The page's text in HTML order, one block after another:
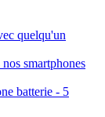
quelqu'un
smartphones
batterie - 5